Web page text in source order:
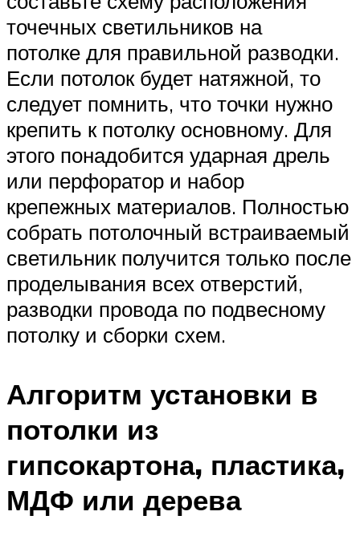
точечных светильников на
потолке для правильной разводки.
Если потолок будет натяжной, то
следует помнить, что точки нужно
крепить к потолку основному. Для
этого понадобится ударная дрель
или перфоратор и набор
крепежных материалов. Полностью
собрать потолочный встраиваемый
светильник получится только после
проделывания всех отверстий,
разводки провода по подвесному
потолку и сборки схем.
Алгоритм установки в
потолки из
гипсокартона, пластика,
МДФ или дерева